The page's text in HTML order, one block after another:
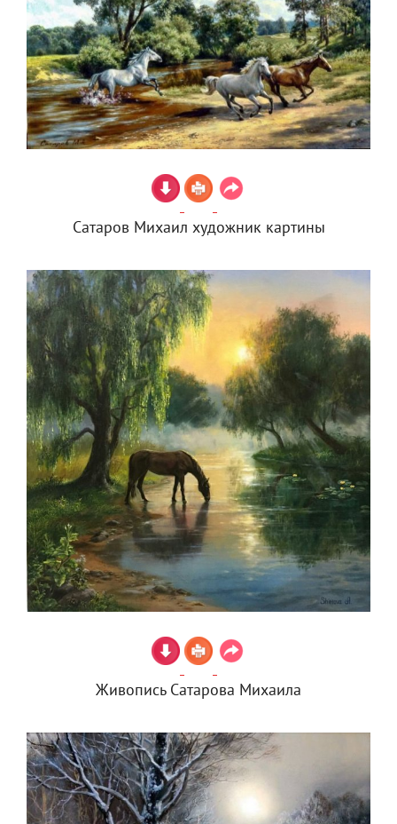
Сатаров Михаил художник картины
Живопись Сатарова Михаила